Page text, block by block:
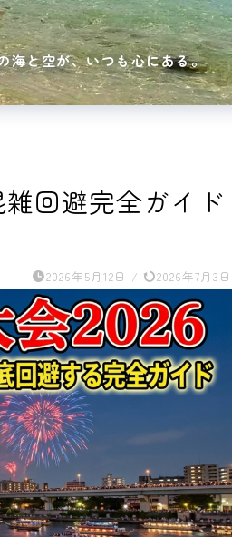
回避完全ガイド
2026年5月12日 / 2026年7月3日